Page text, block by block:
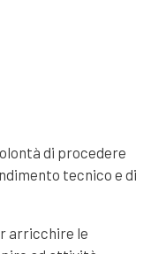
di procedere
tecnico e di
arricchire le